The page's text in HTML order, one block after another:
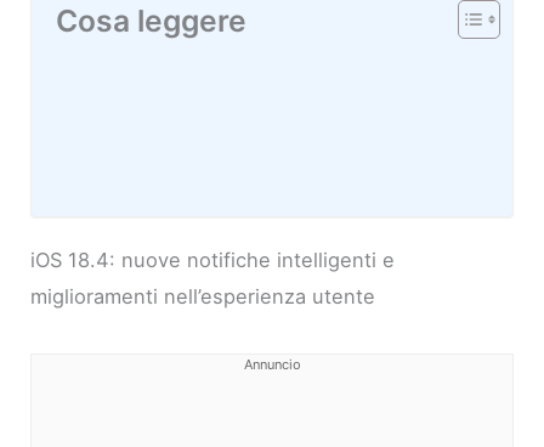
Cosa leggere
iOS 18.4: nuove notifiche intelligenti e
miglioramenti nell’esperienza utente
Annuncio